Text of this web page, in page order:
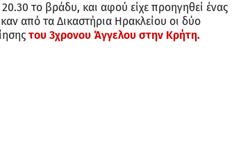
20.30 το βράδυ, και αφού είχε προηγηθεί ένας
από τα Δικαστήρια Ηρακλείου οι δύο
του 3χρονου Άγγελου στην Κρήτη.